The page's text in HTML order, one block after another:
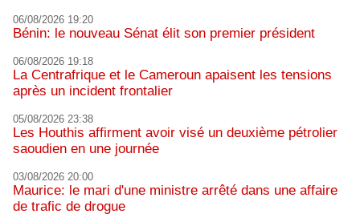
06/08/2026 19:20
Bénin: le nouveau Sénat élit son premier président
06/08/2026 19:18
La Centrafrique et le Cameroun apaisent les tensions
après un incident frontalier
05/08/2026 23:38
Les Houthis affirment avoir visé un deuxième pétrolier
saoudien en une journée
03/08/2026 20:00
Maurice: le mari d'une ministre arrêté dans une affaire
de trafic de drogue